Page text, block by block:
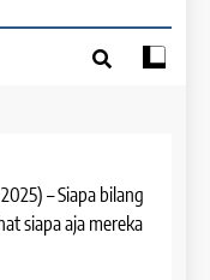
– Siapa bilang
siapa aja mereka